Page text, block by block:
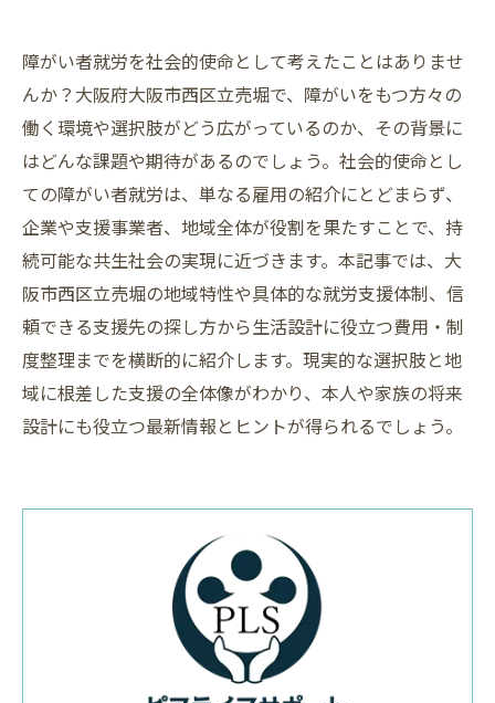
障がい者就労を社会的使命として考えたことはありませ
んか？大阪府大阪市西区立売堀で、障がいをもつ方々の
働く環境や選択肢がどう広がっているのか、その背景に
はどんな課題や期待があるのでしょう。社会的使命とし
ての障がい者就労は、単なる雇用の紹介にとどまらず、
企業や支援事業者、地域全体が役割を果たすことで、持
続可能な共生社会の実現に近づきます。本記事では、大
阪市西区立売堀の地域特性や具体的な就労支援体制、信
頼できる支援先の探し方から生活設計に役立つ費用・制
度整理までを横断的に紹介します。現実的な選択肢と地
域に根差した支援の全体像がわかり、本人や家族の将来
設計にも役立つ最新情報とヒントが得られるでしょう。